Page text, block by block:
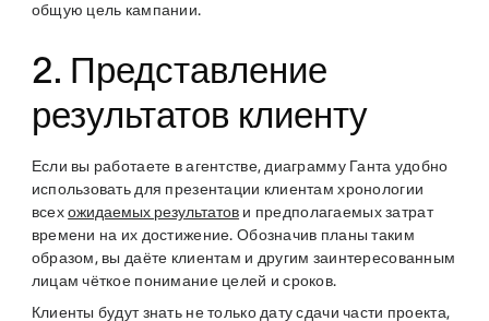
общую цель кампании.
2. Представление
результатов клиенту
Если вы работаете в агентстве, диаграмму Ганта удобно
использовать для презентации клиентам хронологии
всехожидаемых результатов и предполагаемых затрат
времени на их достижение. Обозначив планы таким
образом, вы даёте клиентам и другим заинтересованным
лицам чёткое понимание целей и сроков.
Клиенты будут знать не только дату сдачи части проекта,